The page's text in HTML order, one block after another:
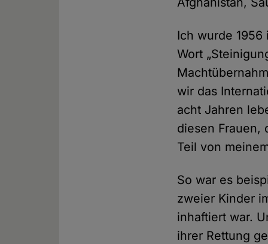
Ich wurde
Wort
wir das
acht Jahren
diesen Frauen,
Teil von
So war es
zweier Kinder
inhaftiert war.
ihrer Rettung